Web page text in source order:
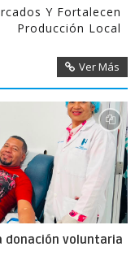
Y Fortalecen
Producción Local
Ver Más
donación voluntaria